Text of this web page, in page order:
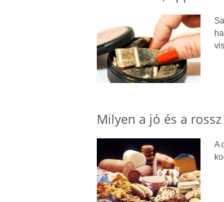
Milyen a jó és a
A